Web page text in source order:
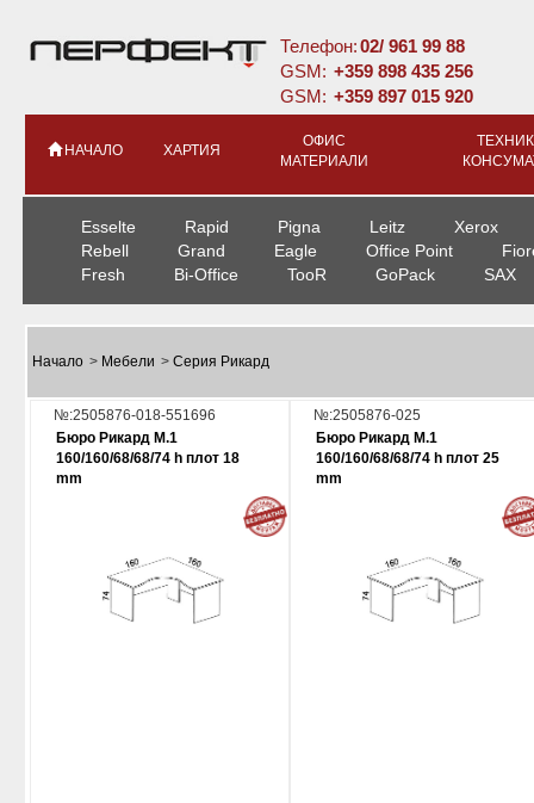
Телефон:02/ 961 99 88
GSM: +359 898 435 256
GSM: +359 897 015 920
НАЧАЛО ХАРТИЯ
ОФИС
МАТЕРИАЛИ
Esselte Rapid Pigna Leitz
Xerox
Rebell
Grand Eagle Office Point
Fresh
Bi-Office TooR GoPack SAX
Начало > Мебели > Серия Рикард
№:2505876-018-551696
Бюро Рикард М.1
160/160/68/68/74 h плот 18
mm
№:2505876-025
Бюро Рикард М.1
160/160/68/68/74 h плот 25
mm